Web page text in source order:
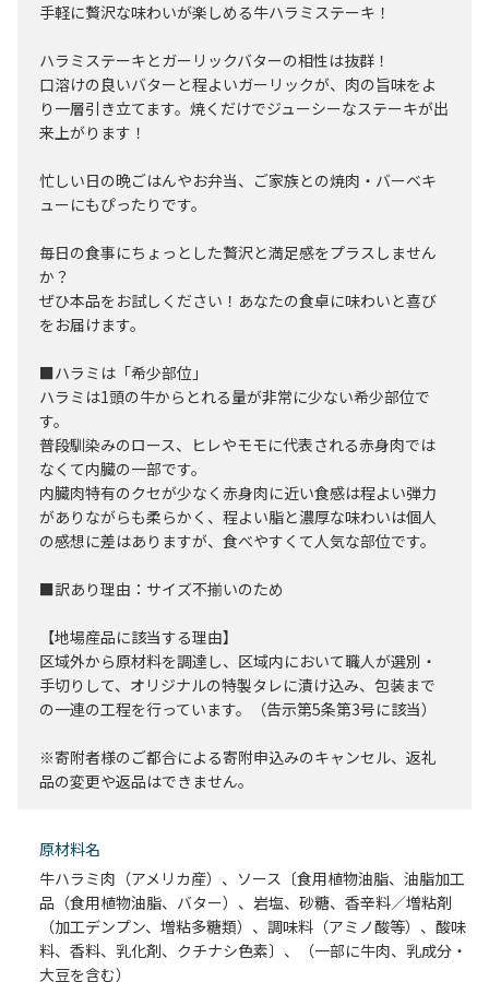
手軽に贅沢な味わいが楽しめる牛ハラミステーキ！
ハラミステーキとガーリックバターの相性は抜群！
口溶けの良いバターと程よいガーリックが、肉の旨味をよ
り一層引き立てます。焼くだけでジューシーなステーキが出
来上がります！
忙しい日の晩ごはんやお弁当、ご家族との焼肉・バーベキ
ューにもぴったりです。
毎日の食事にちょっとした贅沢と満足感をプラスしません
か？
ぜひ本品をお試しください！あなたの食卓に味わいと喜び
をお届けます。
■ハラミは「希少部位」
ハラミは1頭の牛からとれる量が非常に少ない希少部位で
す。
普段馴染みのロース、ヒレやモモに代表される赤身肉では
なくて内臓の一部です。
内臓肉特有のクセが少なく赤身肉に近い食感は程よい弾力
がありながらも柔らかく、程よい脂と濃厚な味わいは個人
の感想に差はありますが、食べやすくて人気な部位です。
■訳あり理由：サイズ不揃いのため
【地場産品に該当する理由】
区域外から原材料を調達し、区域内において職人が選別・
手切りして、オリジナルの特製タレに漬け込み、包装まで
の一連の工程を行っています。（告示第5条第3号に該当）
※寄附者様のご都合による寄附申込みのキャンセル、返礼
品の変更や返品はできません。
原材料名
牛ハラミ肉（アメリカ産）、ソース〔食用植物油脂、油脂加工
品（食用植物油脂、バター）、岩塩、砂糖、香辛料／増粘剤
（加工デンプン、増粘多糖類）、調味料（アミノ酸等）、酸味
料、香料、乳化剤、クチナシ色素〕、（一部に牛肉、乳成分・
大豆を含む）